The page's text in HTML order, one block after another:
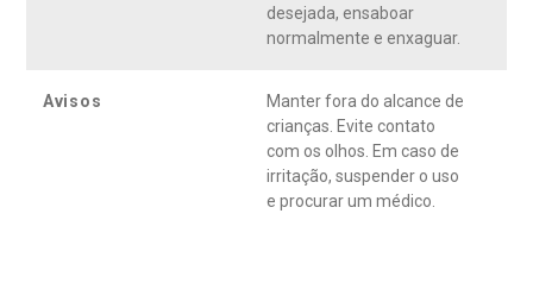
desejada, ensaboar
normalmente e enxaguar.
Avisos
Manter fora do alcance de
crianças. Evite contato
com os olhos. Em caso de
irritação, suspender o uso
e procurar um médico.